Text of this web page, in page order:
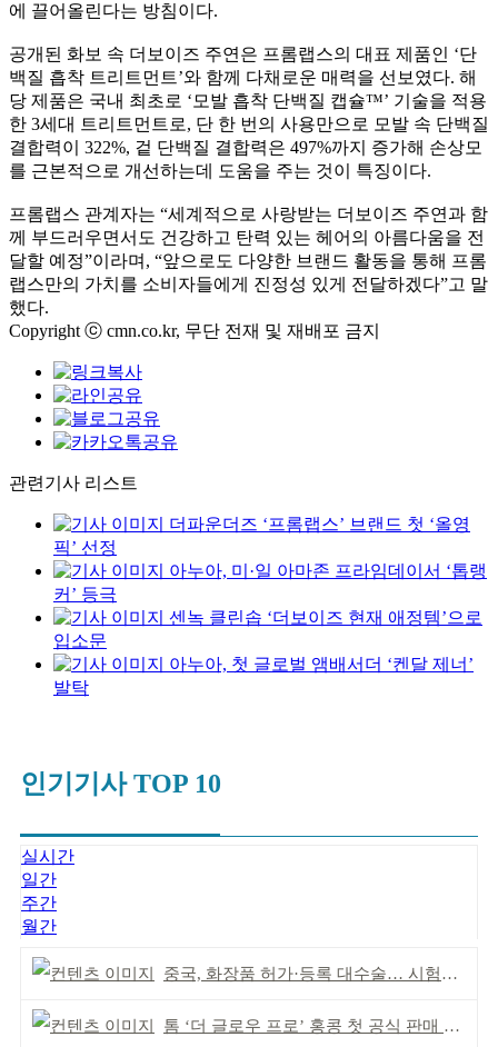
에 끌어올린다는 방침이다.
공개된 화보 속 더보이즈 주연은 프롬랩스의 대표 제품인 ‘단
백질 흡착 트리트먼트’와 함께 다채로운 매력을 선보였다. 해
당 제품은 국내 최초로 ‘모발 흡착 단백질 캡슐™’ 기술을 적용
한 3세대 트리트먼트로, 단 한 번의 사용만으로 모발 속 단백질
결합력이 322%, 겉 단백질 결합력은 497%까지 증가해 손상모
를 근본적으로 개선하는데 도움을 주는 것이 특징이다.
프롬랩스 관계자는 “세계적으로 사랑받는 더보이즈 주연과 함
께 부드러우면서도 건강하고 탄력 있는 헤어의 아름다움을 전
달할 예정”이라며, “앞으로도 다양한 브랜드 활동을 통해 프롬
랩스만의 가치를 소비자들에게 진정성 있게 전달하겠다”고 말
했다.
Copyright ⓒ cmn.co.kr, 무단 전재 및 재배포 금지
관련기사 리스트
더파운더즈 ‘프롬랩스’ 브랜드 첫 ‘올영
픽’ 선정
아누아, 미·일 아마존 프라임데이서 ‘톱랭
커’ 등극
센녹 클린솝 ‘더보이즈 현재 애정템’으로
입소문
아누아, 첫 글로벌 앰배서더 ‘켄달 제너’
발탁
인기기사 TOP 10
실시간
일간
주간
월간
중국, 화장품 허가·등록 대수술… 시험자료 공용 허용
톰 ‘더 글로우 프로’ 홍콩 첫 공식 판매 완판